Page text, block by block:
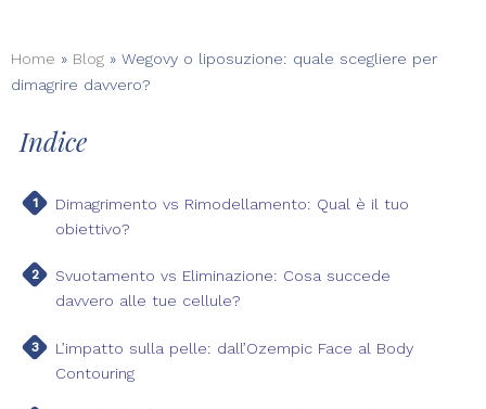
Home » Blog » Wegovy o liposuzione: quale scegliere per
dimagrire davvero?
Indice
Dimagrimento vs Rimodellamento: Qual è il tuo
obiettivo?
Svuotamento vs Eliminazione: Cosa succede
davvero alle tue cellule?
L’impatto sulla pelle: dall’Ozempic Face al Body
Contouring